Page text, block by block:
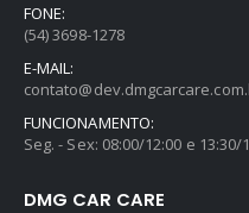
FONE:
(54) 3698-1278
E-MAIL:
FUNCIONAMENTO:
Seg. - Sex: 08:00/12:00 e
DMG CAR CARE